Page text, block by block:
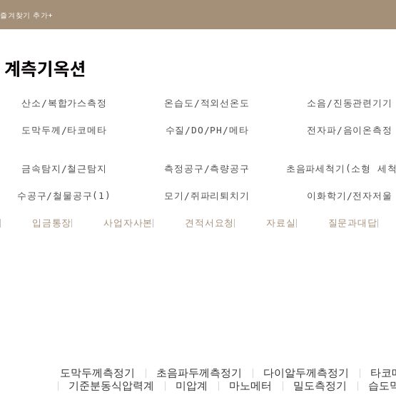
즐겨찾기 추가+
산소/복합가스측정 온습도/적외선온도 소음/진동관련기기
도막두께/타코메타 수질/DO/PH/메타 전자파/음이온측정
금속탐지/철근탐지 측정공구/측량공구 초음파세척기(소형 세
수공구/철물공구(1) 모기/쥐파리퇴치기 이화학기/전자저울
입금통장 사업자사본 견적서요청 자료실 질문과대답
도막두께측정기 초음파두께측정기 다이알두께측정기 타코
기준분동식압력계
미압계 마노메터 밀도측정기 습도